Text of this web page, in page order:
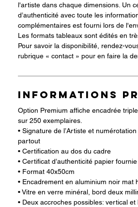
l'artiste dans chaque dimensions. Un
d’authenticité avec toute les
complémentaires est fourni lors de
Les formats tableaux sont édités en
Pour savoir la disponibilité, rendez-
rubrique « contact » pour en faire la
INFORMATIONS
Option Premium affiche encadrée
sur 250 exemplaires.
• Signature de l’Artiste et
partout
• Certification au dos du cadre
• Certificat d’authenticité papier fournie
• Format 40x50cm
• Encadrement en aluminium noir mat
• Vitre en verre minéral, bord deux
• Deux accroches possibles: vertical et